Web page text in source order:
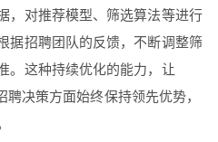
，对推荐模型、筛选算法等进行
据招聘团队的反馈，不断调整筛
。这种持续优化的能力，让
决策方面始终保持领先优势，